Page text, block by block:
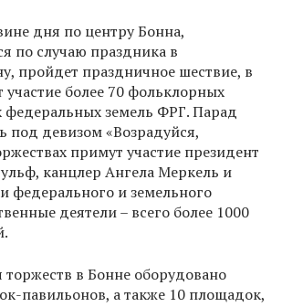
дня по центру Бонна,
по случаю праздника в
пройдет праздничное шествие, в
более 70 фольклорных
федеральных земель ФРГ. Парад
под девизом «Возрадуйся,
примут участие президент
канцлер Ангела Меркель и
федерального и земельного
деятели – всего более 1000
в Бонне оборудовано
павильонов, а также 10 площадок,